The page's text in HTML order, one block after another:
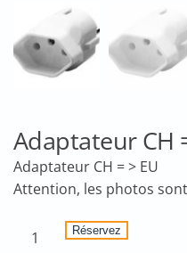
Adaptateur CH
Adaptateur CH = > EU
quantité Réservez